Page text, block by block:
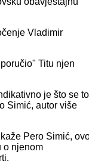
Vladimir
Titu njen
je što se to
Simić, autor više
Pero Simić,
o njenom